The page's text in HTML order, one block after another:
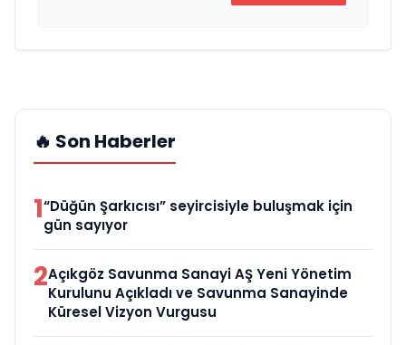
🔥 Son Haberler
1“Düğün Şarkıcısı” seyircisiyle buluşmak için
gün sayıyor
2Açıkgöz Savunma Sanayi AŞ Yeni Yönetim
Kurulunu Açıkladı ve Savunma Sanayinde
Küresel Vizyon Vurgusu